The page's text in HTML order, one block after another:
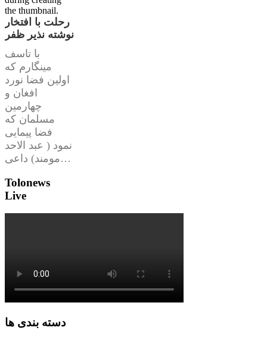
the thumbnail.
رحلت با افتخار
نوشته نذیر ظفر
با تاسف
مینگارم که
اولین فضا نورد
افغان و
چهارمین
مسلمان که
فضا پیمایی
نمود ( عبد الاحد
مومند) داعی…
Tolonews
Live
دسته بندی ها